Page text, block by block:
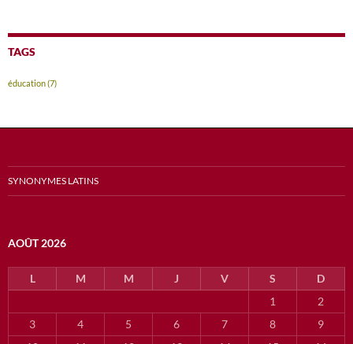
TAGS
éducation(7)
SYNONYMES LATINS
AOÛT 2026
L M M J V S
D
1
2
3
4 5 6 7 8
9